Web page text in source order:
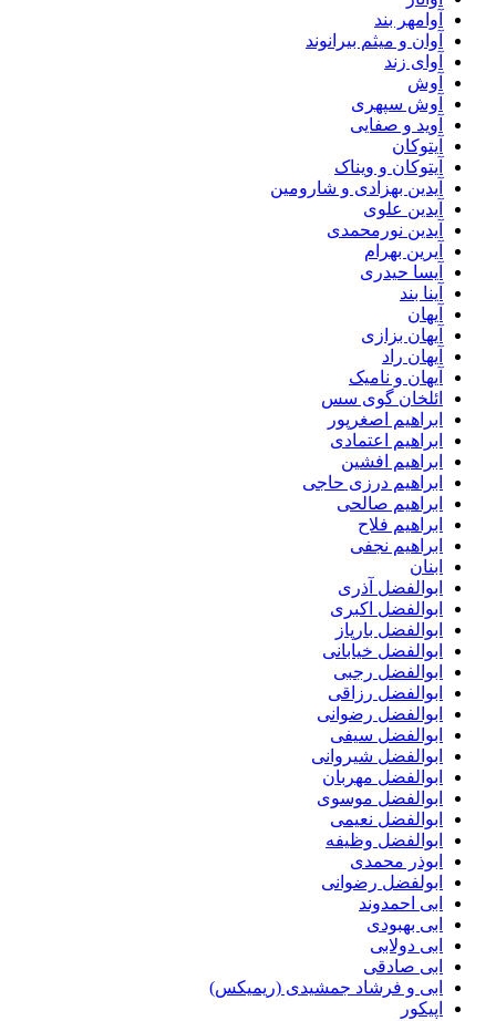
آوامهر بند
آوان و میثم بیرانوند
آوای زند
آوش
آوش سپهری
آوید و صفایی
آیتوکان
آیتوکان و ویناک
آیدین بهزادی و شارومین
آیدین علوی
آیدین نورمحمدی
آیرین بهرام
آیسا حیدری
آینا بند
آیهان
آیهان بزازی
آیهان راد
آیهان و نامیک
ائلخان گوی سس
ابراهیم اصغرپور
ابراهیم اعتمادی
ابراهیم افشین
ابراهیم درزی حاجی
ابراهیم صالحی
ابراهیم فلاح
ابراهیم نجفی
ابنان
ابوالفضل آذری
ابوالفضل اکبری
ابوالفضل بارپاز
ابوالفضل خیابانی
ابوالفضل رجبی
ابوالفضل رزاقی
ابوالفضل رضوانی
ابوالفضل سیفی
ابوالفضل شیروانی
ابوالفضل مهربان
ابوالفضل موسوی
ابوالفضل نعیمی
ابوالفضل وظیفه
ابوذر محمدی
ابولفضل رضوانی
ابی احمدوند
ابی بهبودی
ابی دولابی
ابی صادقی
ابی و فرشاد جمشیدی (ریمیکس)
اپیکور